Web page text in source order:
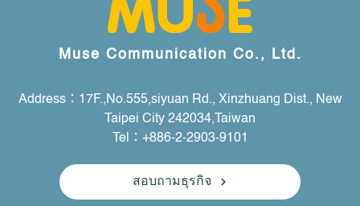
Muse Communication Co., Ltd.
Address：17F.,No.555,siyuan Rd., Xinzhuang Dist., New
Taipei City 242034,Taiwan
Tel：+886-2-2903-9101
สอบถามธุรกิจ